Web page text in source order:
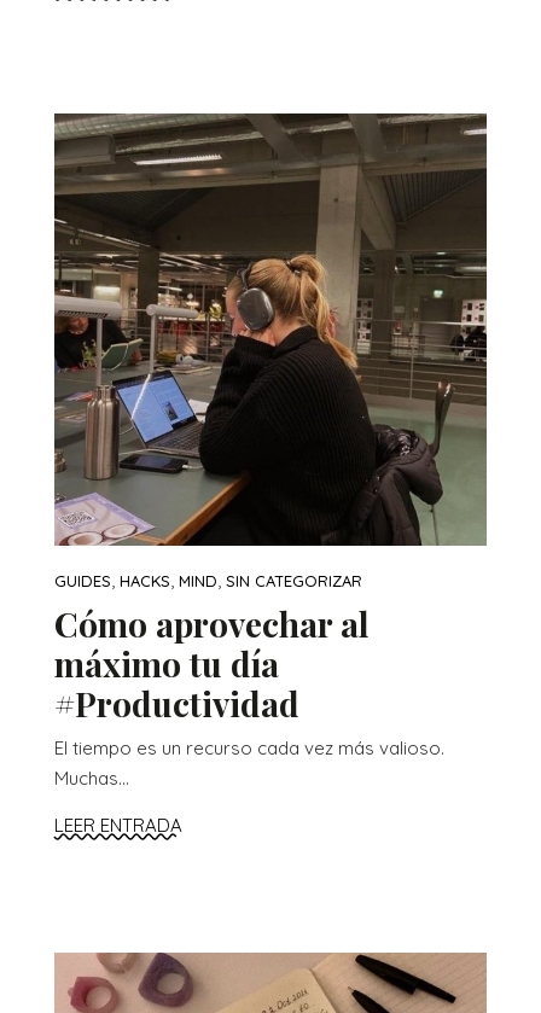
GUIDES, HACKS, MIND, SIN CATEGORIZAR
Cómo aprovechar al
máximo tu día
#Productividad
El tiempo es un recurso cada vez más valioso.
Muchas...
LEER ENTRADA